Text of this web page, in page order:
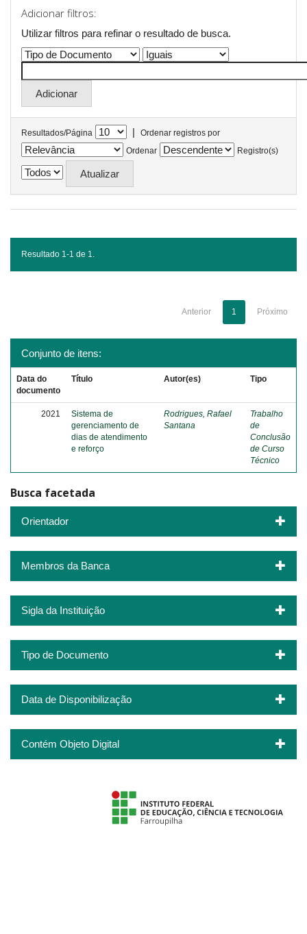
Adicionar filtros:
Utilizar filtros para refinar o resultado de busca.
Resultados/Página |
Ordenar registros por
Ordenar
Registro(s)
Resultado 1-1 de 1.
Anterior 1 Próximo
Conjunto de itens:
Data do
documento
Título Autor(es) Tipo
2021
Sistema de
gerenciamento de
dias de atendimento
e reforço
Rodrigues, Rafael
Santana
Trabalho
de
Conclusão
de Curso
Técnico
Busca facetada
Orientador
Membros da Banca
Sigla da Instituição
Tipo de Documento
Data de Disponibilização
Contém Objeto Digital